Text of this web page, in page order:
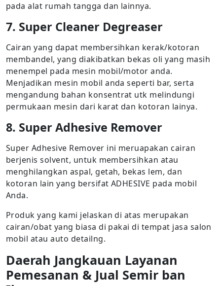
pada alat rumah tangga dan lainnya.
7. Super Cleaner Degreaser
Cairan yang dapat membersihkan kerak/kotoran
membandel, yang diakibatkan bekas oli yang masih
menempel pada mesin mobil/motor anda.
Menjadikan mesin mobil anda seperti bar, serta
mengandung bahan konsentrat utk melindungi
permukaan mesin dari karat dan kotoran lainya.
8. Super Adhesive Remover
Super Adhesive Remover ini meruapakan cairan
berjenis solvent, untuk membersihkan atau
menghilangkan aspal, getah, bekas lem, dan
kotoran lain yang bersifat ADHESIVE pada mobil
Anda.
Produk yang kami jelaskan di atas merupakan
cairan/obat yang biasa di pakai di tempat jasa salon
mobil atau auto detailng.
Daerah Jangkauan Layanan
Pemesanan & Jual Semir ban